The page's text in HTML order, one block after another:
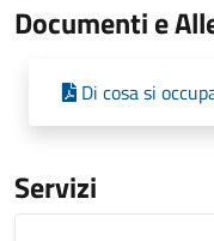
Documenti e
Di cosa si
Servizi